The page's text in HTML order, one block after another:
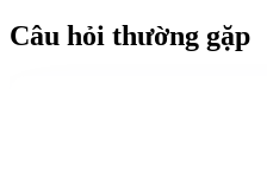
Câu hỏi thường gặp